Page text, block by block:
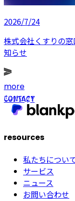
2026/7/24
株式会社くすりの
知らせ
more
CONTACT
resources
私たちについ
サービス
ニュース
お問い合わせ